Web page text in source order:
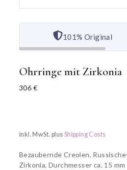
101% Original
Ohrringe mit Zirkonia
306 €
inkl. MwSt. plus Shipping Costs
Bezaubernde Creolen,
Zirkonia, Durchmesser ca. 15 mm